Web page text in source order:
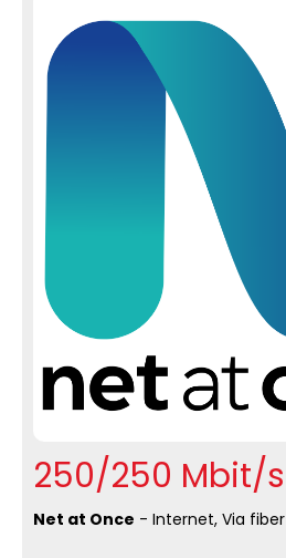
250/250 Mbit/s
Net at Once - Internet, Via fiber